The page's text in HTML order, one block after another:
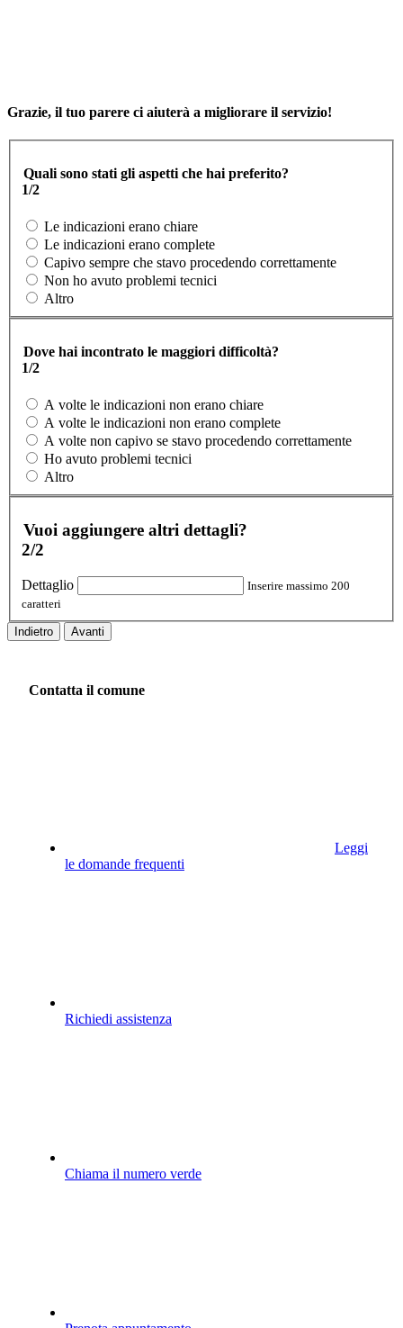
Grazie, il tuo parere ci aiuterà a migliorare il servizio!
Quali sono stati gli aspetti che hai preferito?
1/2
Le indicazioni erano chiare
Le indicazioni erano complete
Capivo sempre che stavo procedendo correttamente
Non ho avuto problemi tecnici
Altro
Dove hai incontrato le maggiori difficoltà?
1/2
A volte le indicazioni non erano chiare
A volte le indicazioni non erano complete
A volte non capivo se stavo procedendo correttamente
Ho avuto problemi tecnici
Altro
Vuoi aggiungere altri dettagli?
2/2
Dettaglio
Inserire massimo 200
caratteri
Indietro Avanti
Contatta il comune
Leggi
le domande frequenti
Richiedi assistenza
Chiama il numero verde